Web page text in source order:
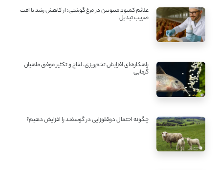
علائم کمبود متیونین در مرغ گوشتی؛ از کاهش رشد تا افت
ضریب تبدیل
راهکارهای افزایش تخم‌ریزی، لقاح و تکثیر موفق ماهیان
گرمابی
چگونه احتمال دوقلوزایی در گوسفند را افزایش دهیم؟